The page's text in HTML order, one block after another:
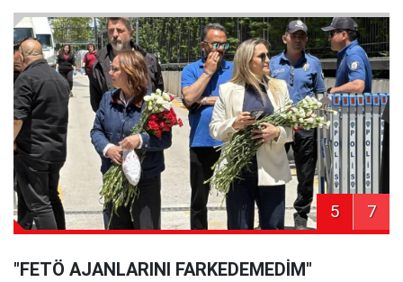
5 7
"FETÖ AJANLARINI FARKEDEMEDİM"